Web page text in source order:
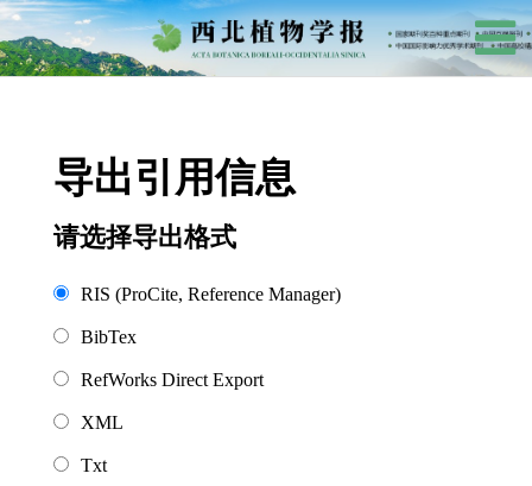
导出引用信息
请选择导出格式
RIS (ProCite, Reference Manager)
BibTex
RefWorks Direct Export
XML
Txt